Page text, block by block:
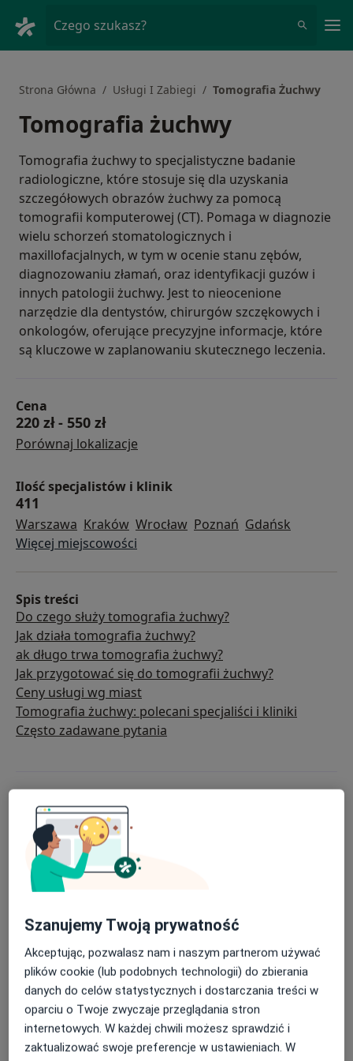
Czego szukasz?
Strona Główna Usługi I Zabiegi Tomografia Żuchwy
Tomografia żuchwy
Tomografia żuchwy to specjalistyczne badanie
radiologiczne, które stosuje się dla uzyskania
szczegółowych obrazów żuchwy za pomocą
tomografii komputerowej (CT). Pomaga w diagnozie
wielu schorzeń stomatologicznych i
maxillofacjalnych, w tym w ocenie stanu zębów,
diagnozowaniu złamań, oraz identyfikacji guzów i
innych patologii żuchwy. Jest to nieocenione
narzędzie dla dentystów, chirurgów szczękowych i
onkologów, oferujące precyzyjne informacje, które
są kluczowe w zaplanowaniu skutecznego leczenia.
Cena
220 zł- 550 zł
Porównaj lokalizacje
Ilość specjalistów i klinik
411
Warszawa Kraków Wrocław Poznań Gdańsk
Więcej miejscowości
Spis treści
Do czego służy tomografia żuchwy?
Jak działa tomografia żuchwy?
ak długo trwa tomografia żuchwy?
Jak przygotować się do tomografii żuchwy?
Ceny usługi wg miast
Tomografia żuchwy: polecani specjaliści i kliniki
Często zadawane pytania
Do czego służy tomografia
żuchwy?
Tomografia żuchwy jest niezbędna w precyzyjnej
diagnostyce różnorodnych stanów:
Złamania żuchwy:Precyzyjnie lokalizuje
leczenia.
Zmiany patologiczne:Identyfikuje guzy
(łagodne i złośliwe), torbiele oraz inne
nieprawidłowości tkankowe.
Zaburzenia związane z zębami:Pomaga
ocenić stan zębów zatrzymanych, w tym zębów
Szanujemy Twoją prywatność
Akceptując, pozwalasz nam i naszym partnerom używać
plików cookie (lub podobnych technologii) do zbierania
danych do celów statystycznych i dostarczania treści w
oparciu o Twoje zwyczaje przeglądania stron
internetowych. W każdej chwili możesz sprawdzić i
zaktualizować swoje preferencje w ustawieniach. W